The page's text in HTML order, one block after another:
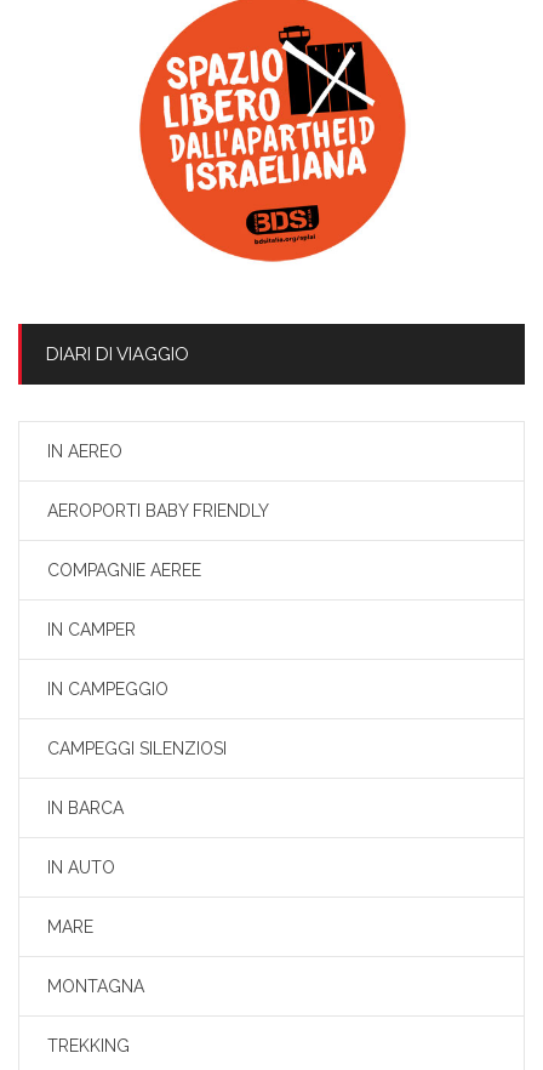
DIARI DI VIAGGIO
IN AEREO
AEROPORTI BABY FRIENDLY
COMPAGNIE AEREE
IN CAMPER
IN CAMPEGGIO
CAMPEGGI SILENZIOSI
IN BARCA
IN AUTO
MARE
MONTAGNA
TREKKING